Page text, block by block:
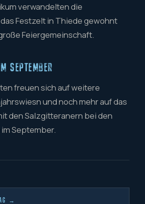
verwandelten die
Festzelt in Thiede gewohnt
Feiergemeinschaft.
SEPTEMBER
freuen sich auf weitere
und noch mehr auf das
den Salzgitteranern bei den
September.
→